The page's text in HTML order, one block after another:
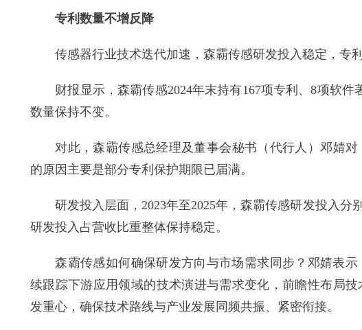
专利数量不增反降
传感器行业技术迭代加速，森霸传感研发投入稳定，专利
财报显示，森霸传感2024年末持有167项专利、8项软件
数量保持不变。
对此，森霸传感总经理及董事会秘书（代行人）邓婧对
的原因主要是部分专利保护期限已届满。
研发投入层面，2023年至2025年，森霸传感研发投入分别
研发投入占营收比重整体保持稳定。
森霸传感如何确保研发方向与市场需求同步？邓婧表示
续跟踪下游应用领域的技术演进与需求变化，前瞻性布局
发重心，确保技术路线与产业发展同频共振、紧密衔接。